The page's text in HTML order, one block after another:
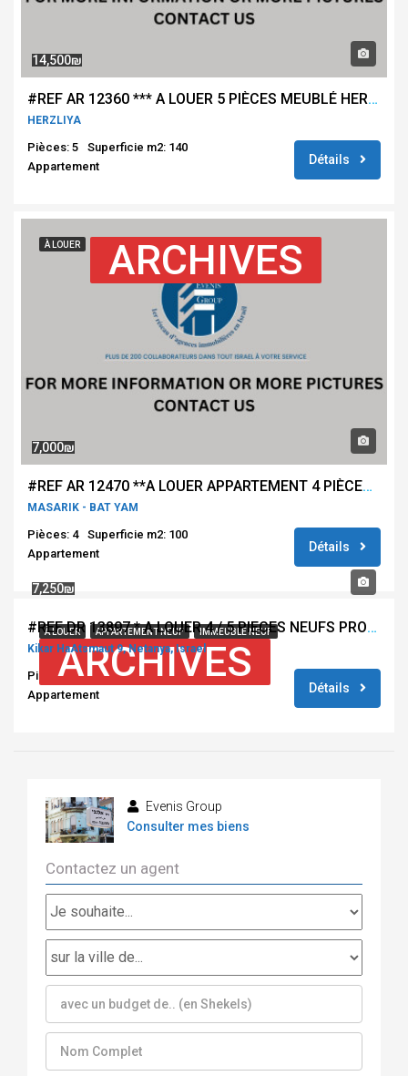
14,500₪
#REF AR 12360 *** A LOUER 5 PIÈCES MEUBLÉ HERZLIYA **
HERZLIYA
Pièces: 5
Superficie m2: 140
Appartement
Détails
À LOUER ARCHIVES
7,000₪
#REF AR 12470 **A LOUER APPARTEMENT 4 PIÈCES MASARIK – BAT YAM**
MASARIK - BAT YAM
Pièces: 4
Superficie m2: 100
Appartement
Détails
À LOUER APPARTEMENT NEUF IMMEUBLE NEUF
ARCHIVES
7,250₪
#REF DR 13897 * A LOUER 4 / 5 PIECES NEUFS PROCHE KIKAR – NETANYA **
Kikar HaAtsmaut 9, Netanya, Israel
Pièces: 4
Superficie m2: 90
Appartement
Détails
Evenis Group
Consulter mes biens
Contactez un agent